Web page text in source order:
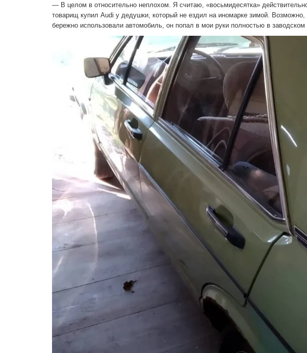
— В целом в относительно неплохом. Я считаю, «восьмидесятка»
товарищ купил Audi у дедушки, который не ездил на иномарке зимой.
бережно использовали автомобиль, он попал в мои руки полностью в заводском